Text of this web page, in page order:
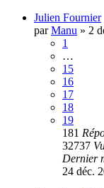
Julien Fournier
parManu » 2
1
…
15
16
17
18
19
181
32737
Dernier
24 déc.